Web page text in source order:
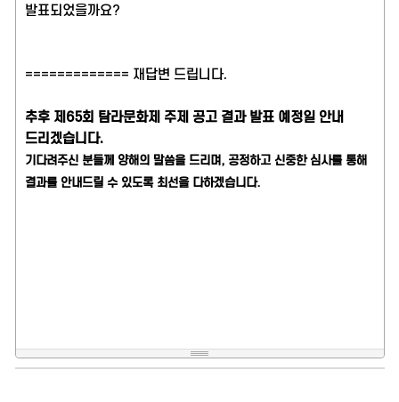
발표되었을까요?
============= 재답변 드립니다.
추후 제65회 탐라문화제 주제 공고 결과 발표 예정일 안내
드리겠습니다.
기다려주신 분들께 양해의 말씀을 드리며, 공정하고 신중한 심사를 통해
결과를 안내드릴 수 있도록 최선을 다하겠습니다.